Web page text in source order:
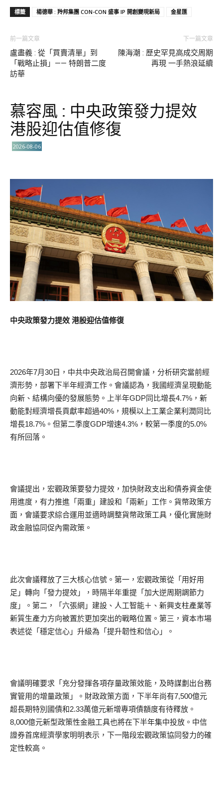
標籤 楊德華 : 羚邦集團 CON-CON 盛事 IP 開創變現新局 金星匯
前一篇文章
盧盡義 : 從「買賣清單」到
「戰略止損」—— 特朗普二度
訪華
下一篇文章
陳海潮 : 歷史罕見高成交周期
再現 一手熱浪延續
慕容風 : 中央政策發力提效
港股迎估值修復
2026-08-06
中央政策發力提效 港股迎估值修復
2026年7月30日，中共中央政治局召開會議，分析研究當前經
濟形勢，部署下半年經濟工作。會議認為，我國經濟呈現動能
向新、結構向優的發展態勢。上半年GDP同比增長4.7%，新
動能對經濟增長貢獻率超過40%，規模以上工業企業利潤同比
增長18.7%。但第二季度GDP增速4.3%，較第一季度的5.0%
有所回落。
會議提出，宏觀政策要發力提效，加快財政支出和債券資金使
用進度，有力推進「兩重」建設和「兩新」工作。貨幣政策方
面，會議要求綜合運用並適時調整貨幣政策工具，優化實施財
政金融協同促內需政策。
此次會議釋放了三大核心信號。第一，宏觀政策從「用好用
足」轉向「發力提效」，時隔半年重提「加大逆周期調節力
度」。第二，「六張網」建設、人工智能＋、新興支柱產業等
新質生產力方向被置於更加突出的戰略位置。第三，資本市場
表述從「穩定信心」升級為「提升韌性和信心」。
會議明確要求「充分發揮各項存量政策效能，及時謀劃出台務
實管用的增量政策」。財政政策方面，下半年尚有7,500億元
超長期特別國債和2.33萬億元新增專項債額度有待釋放。
8,000億元新型政策性金融工具也將在下半年集中投放。中信
證券首席經濟學家明明表示，下一階段宏觀政策協同發力的確
定性較高。